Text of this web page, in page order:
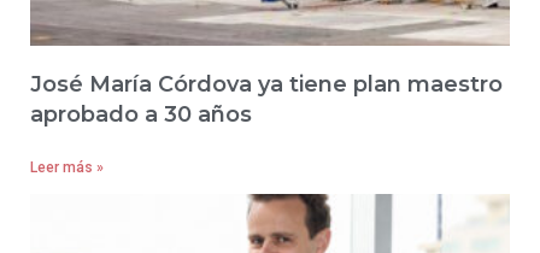
José María Córdova ya tiene plan maestro
aprobado a 30 años
Leer más »